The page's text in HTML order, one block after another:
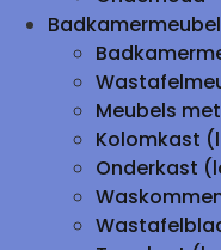
Meubels
Kolomkast
Onderkast